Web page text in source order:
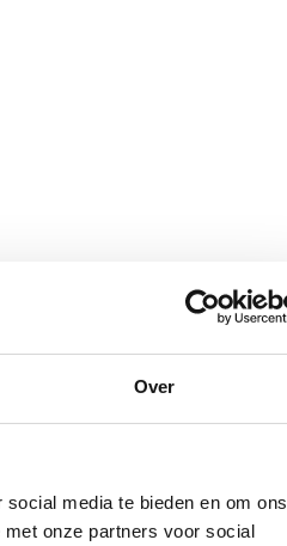
Over
media te bieden en om ons
onze partners voor social